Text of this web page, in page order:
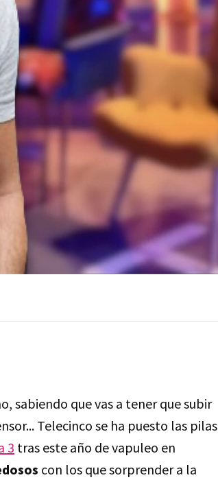
sabiendo que vas a tener que subir
Telecinco se ha puesto las pilas
3 tras este año de vapuleo en
con los que sorprender a la